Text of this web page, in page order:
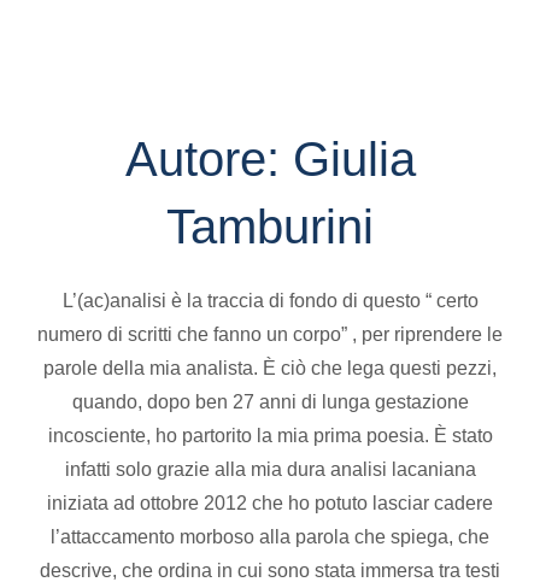
Autore: Giulia
Tamburini
L’(ac)analisi è la traccia di fondo di questo “ certo
numero di scritti che fanno un corpo” , per riprendere le
parole della mia analista. È ciò che lega questi pezzi,
quando, dopo ben 27 anni di lunga gestazione
incosciente, ho partorito la mia prima poesia. È stato
infatti solo grazie alla mia dura analisi lacaniana
iniziata ad ottobre 2012 che ho potuto lasciar cadere
l’attaccamento morboso alla parola che spiega, che
descrive, che ordina in cui sono stata immersa tra testi